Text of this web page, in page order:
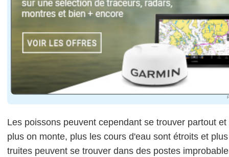
Les poissons peuvent cependant se trouver partout et
plus on monte, plus les cours d'eau sont étroits et
truites peuvent se trouver dans des postes